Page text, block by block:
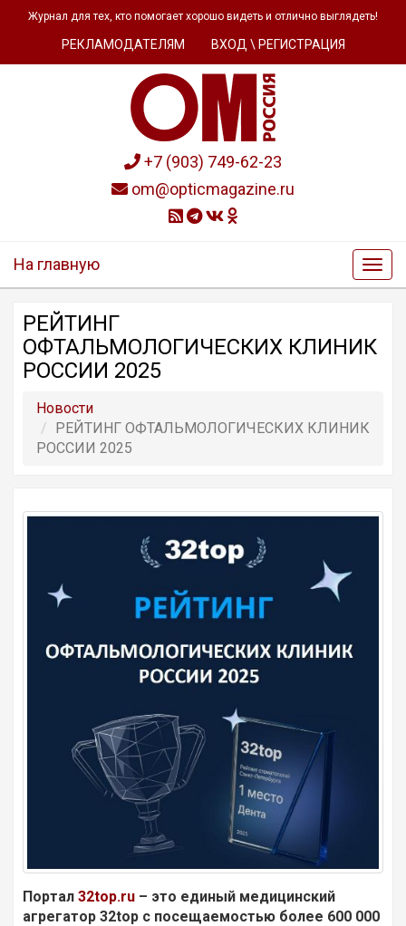
Журнал для тех, кто помогает хорошо видеть и отлично выглядеть!
РЕКЛАМОДАТЕЛЯМ ВХОД \ РЕГИСТРАЦИЯ
+7 (903) 749-62-23
om@opticmagazine.ru
На главную
РЕЙТИНГ
ОФТАЛЬМОЛОГИЧЕСКИХ КЛИНИК
РОССИИ 2025
Новости
РЕЙТИНГ ОФТАЛЬМОЛОГИЧЕСКИХ КЛИНИК
РОССИИ 2025
Портал 32top.ru – это единый медицинский
агрегатор 32top с посещаемостью более 600 000